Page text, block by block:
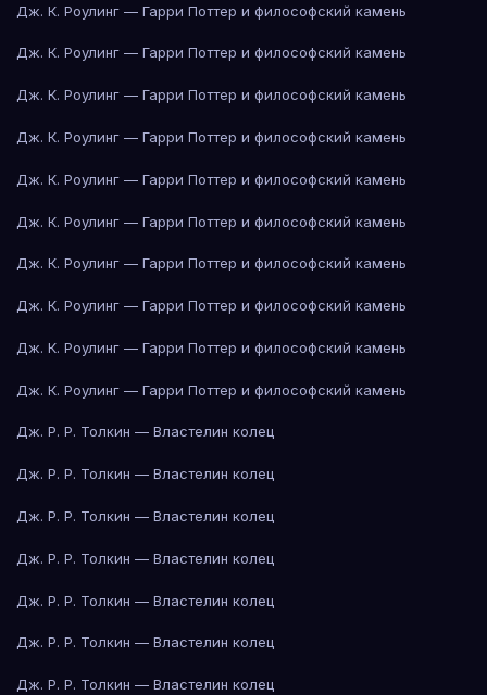
Дж. К. Роулинг — Гарри Поттер и философский камень
Дж. К. Роулинг — Гарри Поттер и философский камень
Дж. К. Роулинг — Гарри Поттер и философский камень
Дж. К. Роулинг — Гарри Поттер и философский камень
Дж. К. Роулинг — Гарри Поттер и философский камень
Дж. К. Роулинг — Гарри Поттер и философский камень
Дж. К. Роулинг — Гарри Поттер и философский камень
Дж. К. Роулинг — Гарри Поттер и философский камень
Дж. К. Роулинг — Гарри Поттер и философский камень
Дж. К. Роулинг — Гарри Поттер и философский камень
Дж. Р. Р. Толкин — Властелин колец
Дж. Р. Р. Толкин — Властелин колец
Дж. Р. Р. Толкин — Властелин колец
Дж. Р. Р. Толкин — Властелин колец
Дж. Р. Р. Толкин — Властелин колец
Дж. Р. Р. Толкин — Властелин колец
Дж. Р. Р. Толкин — Властелин колец